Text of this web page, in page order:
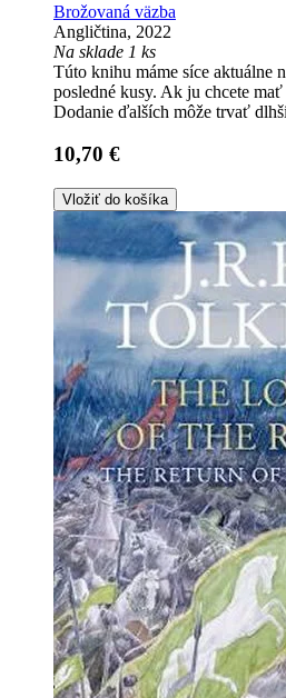
Brožovaná väzba
Angličtina, 2022
Na sklade 1 ks
Túto knihu máme síce aktuálne
posledné kusy. Ak ju chcete
Dodanie ďalších môže trvať
10,70 €
Vložiť do košíka